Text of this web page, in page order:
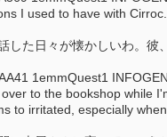
I used to have with
した日々が懐かしいわ。彼
1emmQuest1
to the bookshop while
to irritated, especially